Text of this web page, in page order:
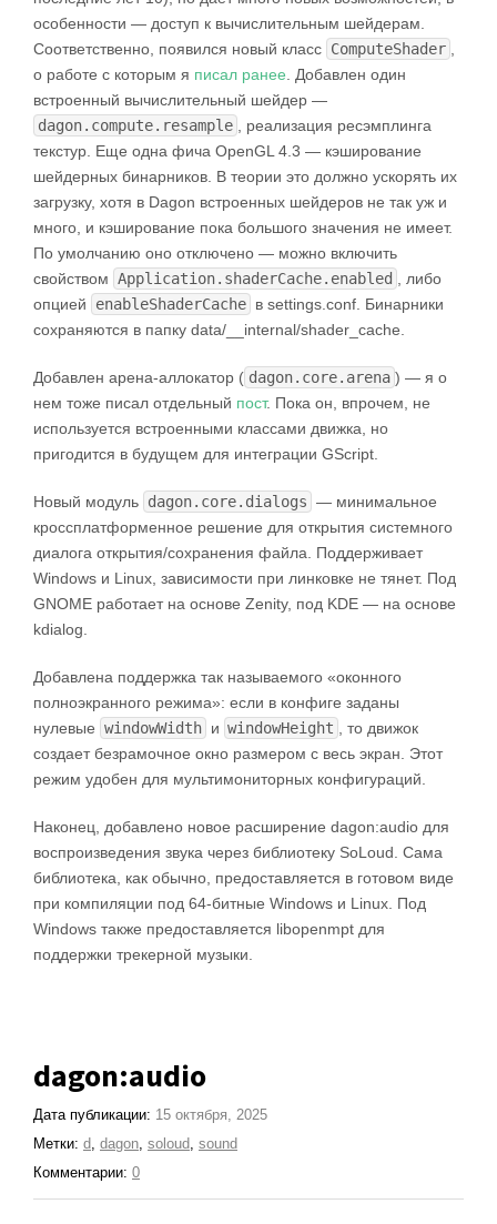
особенности — доступ к вычислительным шейдерам.
Соответственно, появился новый класс ComputeShader
о работе с которым я писал ранее . Добавлен один
встроенный вычислительный шейдер —
dagon.compute.resample
, реализация ресэмплинга
текстур. Еще одна фича OpenGL 4.3 — кэширование
шейдерных бинарников. В теории это должно ускорять их
загрузку, хотя в Dagon встроенных шейдеров не так уж и
много, и кэширование пока большого значения не имеет.
По умолчанию оно отключено — можно включить
свойством Application.shaderCache.enabled
, либо
опцией
enableShaderCache в settings.conf. Бинарники
сохраняются в папку data/__internal/shader_cache.
Добавлен арена-аллокатор ( dagon.core.arena ) — я о
нем тоже писал отдельный пост. Пока он, впрочем, не
используется встроенными классами движка, но
пригодится в будущем для интеграции GScript.
Новый модуль dagon.core.dialogs — минимальное
кроссплатформенное решение для открытия системного
диалога открытия/сохранения файла. Поддерживает
Windows и Linux, зависимости при линковке не тянет. Под
GNOME работает на основе Zenity, под KDE — на основе
kdialog.
Добавлена поддержка так называемого «оконного
полноэкранного режима»: если в конфиге заданы
нулевые windowWidth и windowHeight
, то движок
создает безрамочное окно размером с весь экран. Этот
режим удобен для мультимониторных конфигураций.
Наконец, добавлено новое расширение dagon:audio для
воспроизведения звука через библиотеку SoLoud. Сама
библиотека, как обычно, предоставляется в готовом виде
при компиляции под 64-битные Windows и Linux. Под
Windows также предоставляется libopenmpt для
поддержки трекерной музыки.
dagon:audio
Дата публикации: 15 октября, 2025
Метки: d, dagon, soloud, sound
Комментарии: 0